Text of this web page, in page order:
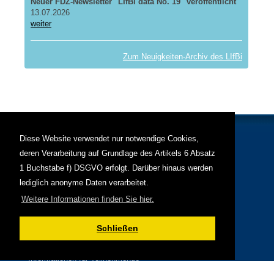
Diese Website verwendet nur notwendige Cookies,
deren Verarbeitung auf Grundlage des Artikels 6 Absatz
1 Buchstabe f) DSGVO erfolgt. Darüber hinaus werden
lediglich anonyme Daten verarbeitet.
Weitere Informationen finden Sie hier.
Schließen
13.07.2026
weiter
Zum Neuigkeiten-Archiv des LIfBi
Personen
Leitung
Mitarbeiter
Weiteres
Publikationen
Kontakt
Impressum
Informationen für Teilnehmende